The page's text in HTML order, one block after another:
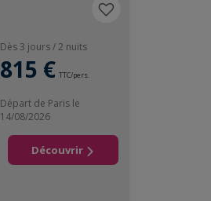
Dès 3 jours / 2 nuits
815 € TTC/pers.
Départ de Paris le
14/08/2026
Découvrir